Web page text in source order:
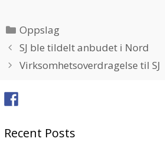
Categories
Oppslag
SJ ble tildelt anbudet i Nord
Virksomhetsoverdragelse til SJ
Recent Posts